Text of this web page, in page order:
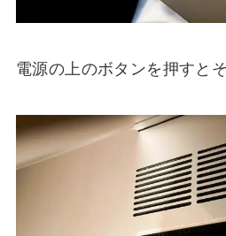
電源の上のボタンを押すと